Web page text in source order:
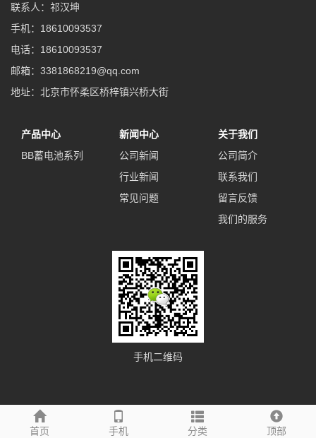
首页 手机 分类 顶部
联系人：祁汉坤
手机：18610093537
电话：18610093537
邮箱：3381868219@qq.com
地址：北京市怀柔区桥梓镇兴桥大街
产品中心
BB蓄电池系列
新闻中心
公司新闻
行业新闻
常见问题
关于我们
公司简介
联系我们
留言反馈
我们的服务
手机二维码